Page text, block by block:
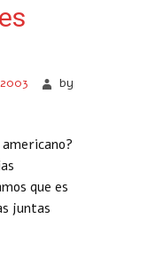
by
que es
juntas